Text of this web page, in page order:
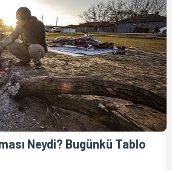
Neydi? Bugünkü Tablo